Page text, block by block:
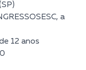
a
12 anos